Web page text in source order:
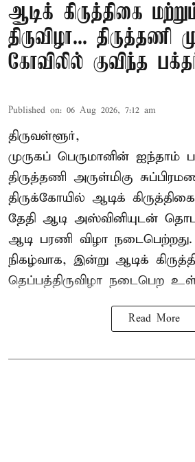
ஆடிக் கிருத்திகை
திருவிழா... திருத்தணி
கோவிலில் குவிந்த
Published on: 06 Aug 2026, 7:12 am
திருவள்ளூர்,
முருகப் பெருமானின் ஐந்தாம்
திருத்தணி அருள்மிகு
திருக்கோயில் ஆடிக்
தேதி ஆடி அஸ்வினியுடன்
ஆடி பரணி விழா நடைபெற்றது.
நிகழ்வாக, இன்று ஆடிக்
தெப்பத்திருவிழா நடைபெற
Read More